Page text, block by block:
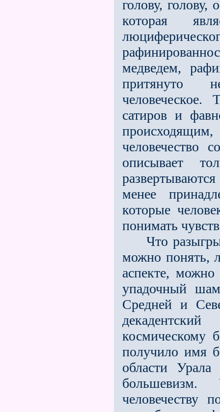
голову,
которая
медведем,
притянуто
сатиров и
человечество
описывает
менее
которые
понимать
Что
можно понять,
аспекте,
упадочный
Средней и
космическому
получило имя
области
большевизм.
человечеству